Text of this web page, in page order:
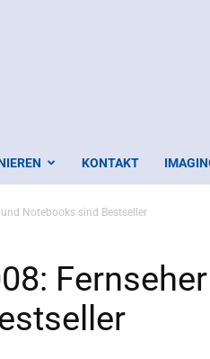
KONTAKT
Notebooks sind Bestseller